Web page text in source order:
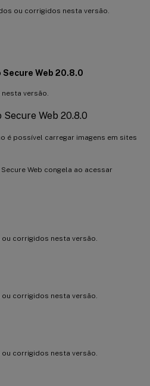
ou corrigidos nesta versão.
Secure Web 20.8.0
versão.
Web 20.8.0
é possível carregar imagens em sites
Web congela ao acessar
corrigidos nesta versão.
corrigidos nesta versão.
corrigidos nesta versão.